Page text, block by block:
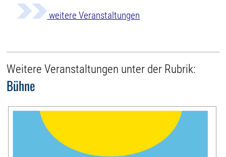
weitere Veranstaltungen
Weitere Veranstaltungen unter der Rubrik:
Bühne